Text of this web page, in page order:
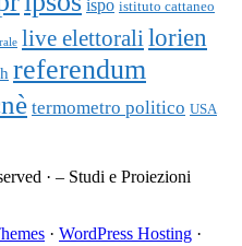
ispo istituto cattaneo
live elettorali lorien
referendum
termometro politico USA
· – Studi e Proiezioni
· WordPress Hosting ·